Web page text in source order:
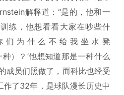
解释道：“是的，他和一
练，他想看看大家在吵些什
们为什么不给我坐水凳
）？’他想知道那是一种什么
成员们照做了，而科比也经受
作了32年，是球队漫长历史中